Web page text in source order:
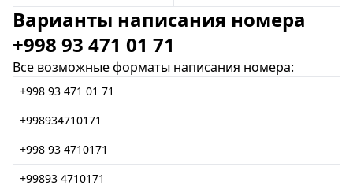
Варианты написания номера
+998 93 471 01 71
Все возможные форматы написания номера:
+998 93 471 01 71
+998934710171
+998 93 4710171
+99893 4710171